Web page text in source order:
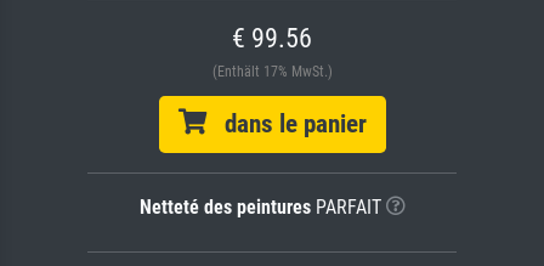
€ 99.56
(Enthält 17% MwSt.)
dans le panier
Netteté des peinturesPARFAIT